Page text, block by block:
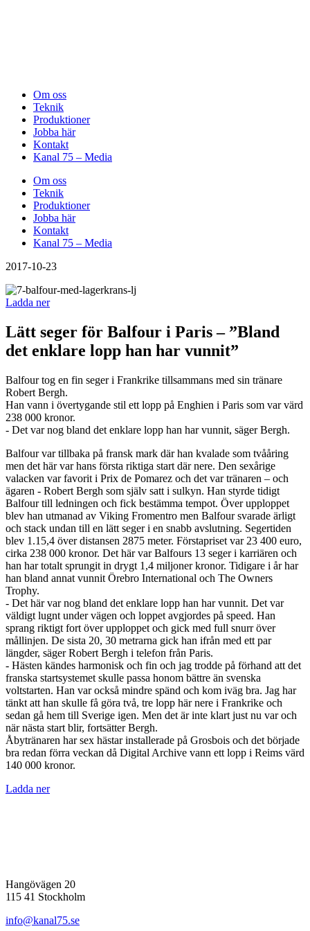
Om oss
Teknik
Produktioner
Jobba här
Kontakt
Kanal 75 – Media
Om oss
Teknik
Produktioner
Jobba här
Kontakt
Kanal 75 – Media
2017-10-23
Ladda ner
Lätt seger för Balfour i Paris – ”Bland
det enklare lopp han har vunnit”
Balfour tog en fin seger i Frankrike tillsammans med sin tränare
Robert Bergh.
Han vann i övertygande stil ett lopp på Enghien i Paris som var värd
238 000 kronor.
- Det var nog bland det enklare lopp han har vunnit, säger Bergh.
Balfour var tillbaka på fransk mark där han kvalade som tvååring
men det här var hans första riktiga start där nere. Den sexårige
valacken var favorit i Prix de Pomarez och det var tränaren – och
ägaren - Robert Bergh som själv satt i sulkyn. Han styrde tidigt
Balfour till ledningen och fick bestämma tempot. Över upploppet
blev han utmanad av Viking Fromentro men Balfour svarade ärligt
och stack undan till en lätt seger i en snabb avslutning. Segertiden
blev 1.15,4 över distansen 2875 meter. Förstapriset var 23 400 euro,
cirka 238 000 kronor. Det här var Balfours 13 seger i karriären och
han har totalt sprungit in drygt 1,4 miljoner kronor. Tidigare i år har
han bland annat vunnit Örebro International och The Owners
Trophy.
- Det här var nog bland det enklare lopp han har vunnit. Det var
väldigt lugnt under vägen och loppet avgjordes på speed. Han
sprang riktigt fort över upploppet och gick med full snurr över
mållinjen. De sista 20, 30 metrarna gick han ifrån med ett par
längder, säger Robert Bergh i telefon från Paris.
- Hästen kändes harmonisk och fin och jag trodde på förhand att det
franska startsystemet skulle passa honom bättre än svenska
voltstarten. Han var också mindre spänd och kom iväg bra. Jag har
tänkt att han skulle få göra två, tre lopp här nere i Frankrike och
sedan gå hem till Sverige igen. Men det är inte klart just nu var och
när nästa start blir, fortsätter Bergh.
Åbytränaren har sex hästar installerade på Grosbois och det började
bra redan förra veckan då Digital Archive vann ett lopp i Reims värd
140 000 kronor.
Ladda ner
Hangövägen 20
115 41 Stockholm
info@kanal75.se